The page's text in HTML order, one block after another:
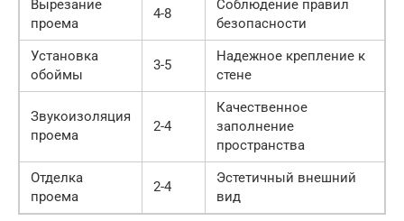
Вырезание
проема
4-8
Соблюдение правил
безопасности
Установка
обоймы
3-5
Надежное крепление к
стене
Звукоизоляция
проема
2-4
Качественное
заполнение
пространства
Отделка
проема
2-4
Эстетичный внешний
вид